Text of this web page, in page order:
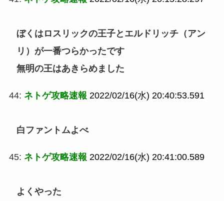
ぼくはロスリックの王子とエルドリッチ（アン
リ）が一番つらかったです
無明の王はあきらめました
44: ネトゲ攻略速報 2022/02/16(水) 20:40:53.591
白ファントムよべ
45: ネトゲ攻略速報 2022/02/16(水) 20:41:00.589
よくやった